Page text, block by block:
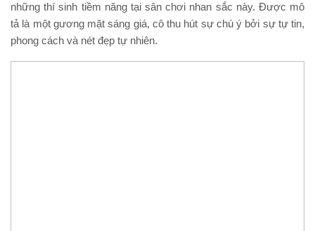
những thí sinh tiềm năng tại sân chơi nhan sắc này. Được mô
tả là một gương mặt sáng giá, cô thu hút sự chú ý bởi sự tự tin,
phong cách và nét đẹp tự nhiên.